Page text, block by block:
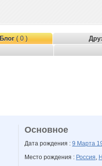
Блог( 0 )
Основное
Дата рождения : 9 Марта
Место рождения : Россия,